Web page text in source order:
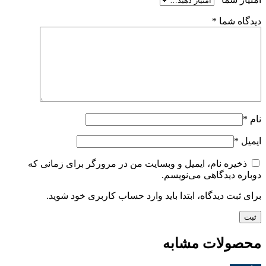
دیدگاه شما *
نام *
ایمیل *
ذخیره نام، ایمیل و وبسایت من در مرورگر برای زمانی که
دوباره دیدگاهی می‌نویسم.
برای ثبت دیدگاه، ابتدا باید وارد حساب کاربری خود شوید.
محصولات مشابه